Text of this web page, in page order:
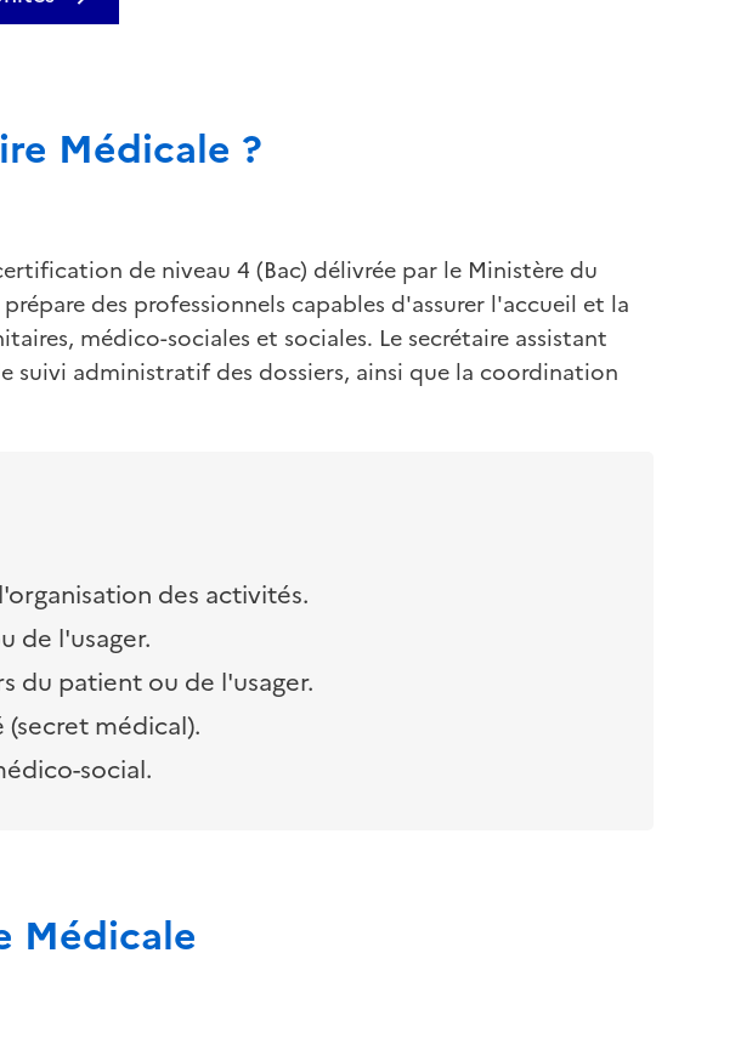
Médicale ?
de niveau 4 (Bac) délivrée par le Ministère du
des professionnels capables d'assurer l'accueil et la
médico-sociales et sociales. Le secrétaire assistant
administratif des dossiers, ainsi que la coordination
des activités.
de l'usager.
du patient ou de l'usager.
médical).
social.
Médicale